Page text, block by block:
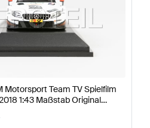
Motorsport Team TV Spielfilm
1:43 Maßstab Original